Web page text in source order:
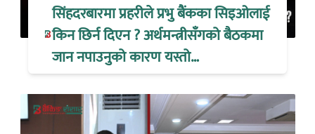
सिंहदरबारमा प्रहरीले प्रभु बैंकका सिइओलाई
किन छिर्न दिएन ? अर्थमन्त्रीसँगको बैठकमा
जान नपाउनुको कारण यस्तो…